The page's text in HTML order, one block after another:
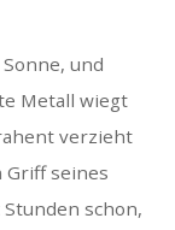
und
Metall wiegt
verzieht
Griff seines
schon,